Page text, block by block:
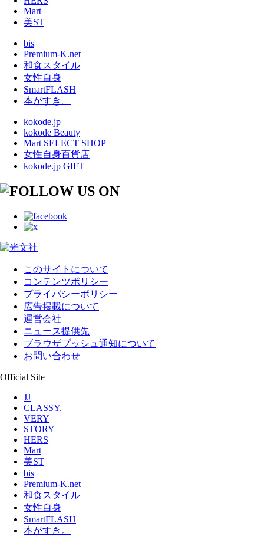
Mart
美ST
bis
Premium-K.net
和食スタイル
女性自身
SmartFLASH
本がすき。
kokode.jp
kokode Beauty
Mart SELECT SHOP
女性自身百貨店
kokode.jp GIFT
このサイトについて
コンテンツポリシー
プライバシーポリシー
広告掲載について
運営会社
ニュース提供先
ブラウザプッシュ通知について
お問い合わせ
Official Site
JJ
CLASSY.
VERY
STORY
HERS
Mart
美ST
bis
Premium-K.net
和食スタイル
女性自身
SmartFLASH
本がすき。